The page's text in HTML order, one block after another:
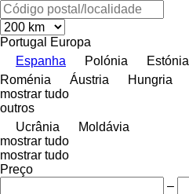
Portugal
Europa
Espanha
Polónia Estónia
Roménia
Áustria Hungria
mostrar tudo
outros
Ucrânia
Moldávia
mostrar tudo
mostrar tudo
Preço
–